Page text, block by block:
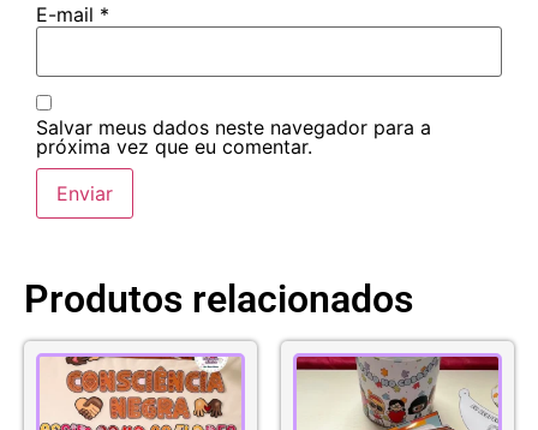
E-mail *
Salvar meus dados neste navegador para a
próxima vez que eu comentar.
Produtos relacionados